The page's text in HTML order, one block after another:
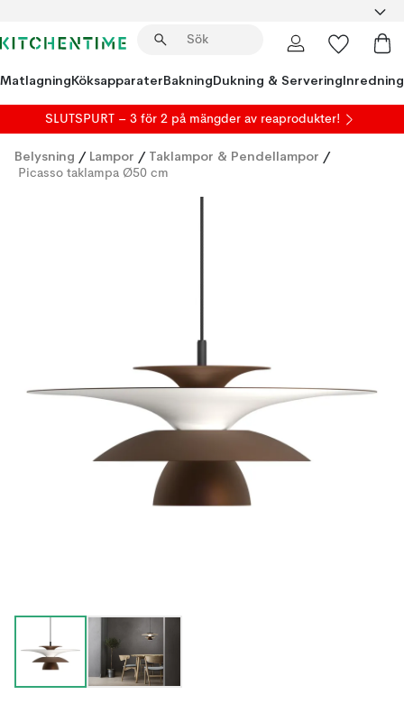
MatlagningKöksapparaterBakningDukning & ServeringInredning
SLUTSPURT – 3 för 2 på mängder av reaprodukter!
Belysning / Lampor / Taklampor & Pendellampor /
Picasso taklampa Ø50 cm